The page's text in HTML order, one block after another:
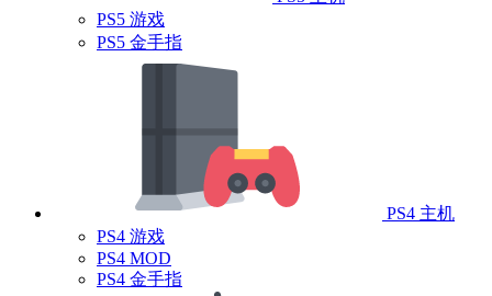
PS5 游戏
PS5 金手指
PS4 主机
PS4 游戏
PS4 MOD
PS4 金手指